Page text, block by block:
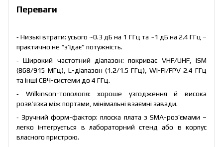
Переваги
- Низькі втрати: усього ~0.3 дБ на 1 ГГц та ~1 дБ на 2.4 ГГц –
практично не “з’їдає” потужність.
- Широкий частотний діапазон: покриває VHF/UHF, ISM
(868/915 МГц), L-діапазон (1.2/1.5 ГГц), Wi-Fi/FPV 2.4 ГГц
та інші СВЧ-системи до 4 ГГц.
- Wilkinson-топологія: хороше узгодження й висока
розв’язка між портами, мінімальні взаємні завади.
- Зручний форм-фактор: плоска плата з SMA-роз’ємами –
легко інтегрується в лабораторний стенд або в корпус
власного пристрою.